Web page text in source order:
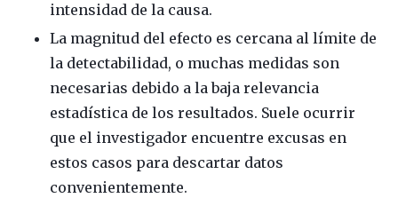
intensidad de la causa.
La magnitud del efecto es cercana al límite de
la detectabilidad, o muchas medidas son
necesarias debido a la baja relevancia
estadística de los resultados. Suele ocurrir
que el investigador encuentre excusas en
estos casos para descartar datos
convenientemente.